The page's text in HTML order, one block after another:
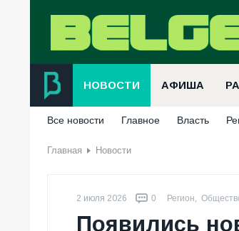
НОВОСТИ АФИША
Все новости Главное Власть
Главная Новости
2 июля 2026 0 Регион,
Появились